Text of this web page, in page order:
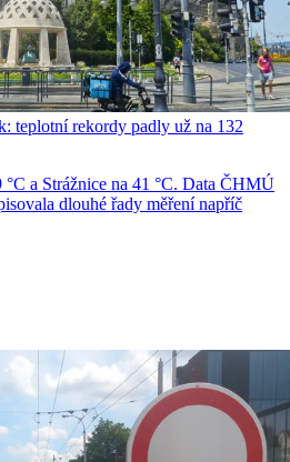
teplotní rekordy padly už na 132
a Strážnice na 41 °C. Data ČHMÚ
dlouhé řady měření napříč